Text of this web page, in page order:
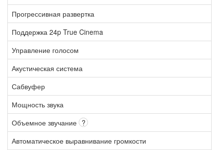
Прогрессивная развертка
Поддержка 24p True Cinema
Управление голосом
Акустическая система
Сабвуфер
Мощность звука
Объемное звучание ?
Автоматическое выравнивание громкости